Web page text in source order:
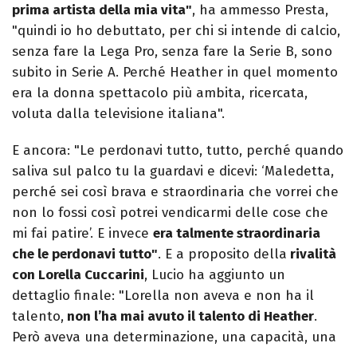
prima artista della mia vita", ha ammesso Presta,
"quindi io ho debuttato, per chi si intende di calcio,
senza fare la Lega Pro, senza fare la Serie B, sono
subito in Serie A. Perché Heather in quel momento
era la donna spettacolo più ambita, ricercata,
voluta dalla televisione italiana".
E ancora: "Le perdonavi tutto, tutto, perché quando
saliva sul palco tu la guardavi e dicevi: ‘Maledetta,
perché sei così brava e straordinaria che vorrei che
non lo fossi così potrei vendicarmi delle cose che
mi fai patire’. E invece era talmente straordinaria
che le perdonavi tutto". E a proposito della rivalità
con Lorella Cuccarini, Lucio ha aggiunto un
dettaglio finale: "Lorella non aveva e non ha il
talento, non l’ha mai avuto il talento di Heather.
Però aveva una determinazione, una capacità, una